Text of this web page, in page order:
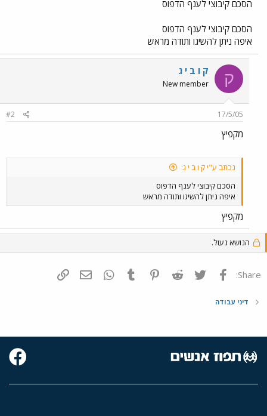
הסכם קיבוצי לענף הדפוס
הסכם קיבוצי לענף הדפוס
איפה ניתן להשיגו ותודה מראש
ק ק ו ב י ג
New member
17/5/05
#2
מקפיץ
נכתב ע"י ק ו ב י ג:
הסכם קיבוצי לענף הדפוס
איפה ניתן להשיגו ותודה מראש
מקפיץ
הנושא נעול.
Share: פייסבוק Twitter
Reddit
Pinterest
Tumblr
WhatsAppדואר אלקטרוני
דיני עבודה